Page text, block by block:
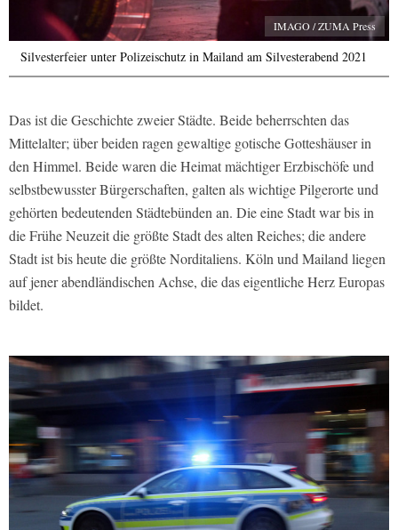
IMAGO / ZUMA Press
Silvesterfeier unter Polizeischutz in Mailand am Silvesterabend 2021
Das ist die Geschichte zweier Städte. Beide beherrschten das
Mittelalter; über beiden ragen gewaltige gotische Gotteshäuser in
den Himmel. Beide waren die Heimat mächtiger Erzbischöfe und
selbstbewusster Bürgerschaften, galten als wichtige Pilgerorte und
gehörten bedeutenden Städtebünden an. Die eine Stadt war bis in
die Frühe Neuzeit die größte Stadt des alten Reiches; die andere
Stadt ist bis heute die größte Norditaliens. Köln und Mailand liegen
auf jener abendländischen Achse, die das eigentliche Herz Europas
bildet.